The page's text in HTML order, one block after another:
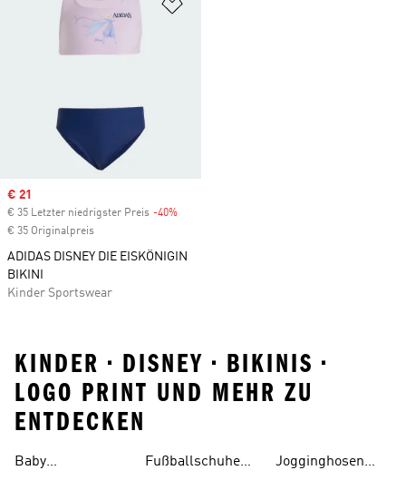
Sale price
€ 21
€ 35 Letzter niedrigster Preis -40%
€ 35 Originalpreis
ADIDAS DISNEY DIE EISKÖNIGIN
BIKINI
Kinder Sportswear
KINDER • DISNEY • BIKINIS •
LOGO PRINT UND MEHR ZU
ENTDECKEN
Baby
Fußballschuhe
Jogginghosen